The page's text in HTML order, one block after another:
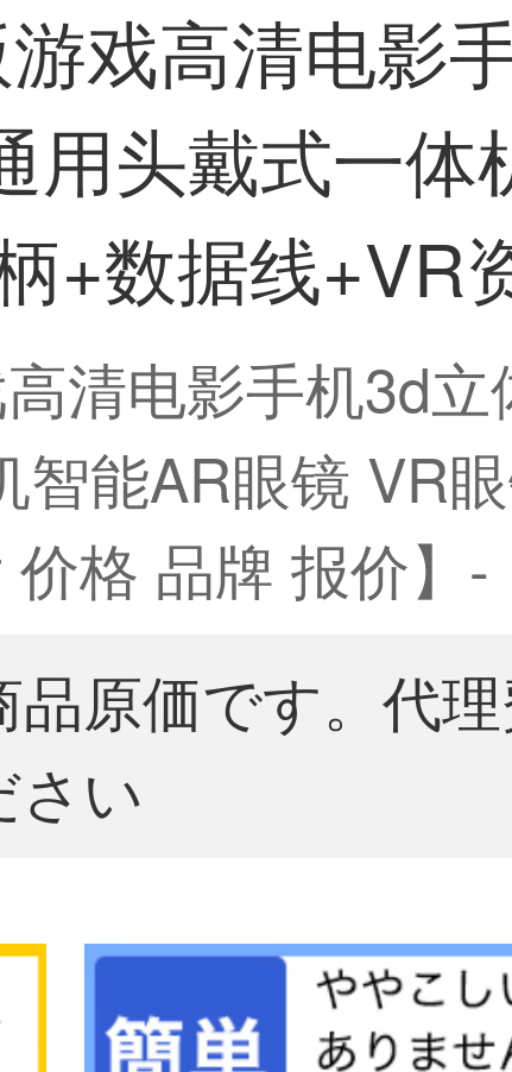
戏高清电影
用头戴式一体
+数据线+VR
清电影手机3d
能AR眼镜 VR
格 品牌 报价】-
原価です。代
さい